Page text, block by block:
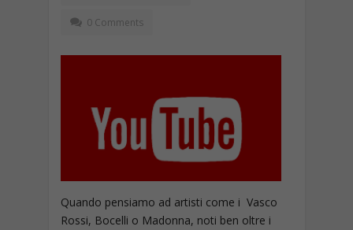
0 Comments
Quando pensiamo ad artisti come i Vasco
Rossi, Bocelli o Madonna, noti ben oltre i